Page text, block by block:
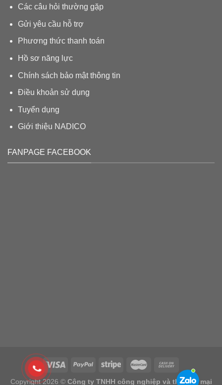
Các câu hỏi thường gặp
Gửi yêu cầu hỗ trợ
Phương thức thanh toán
Hồ sơ năng lực
Chính sách bảo mật thông tin
Điều khoản sử dụng
Tuyển dụng
Giới thiệu NADICO
FANPAGE FACEBOOK
Copyright 2026 © Công ty TNHH công nghiệp và thương mại